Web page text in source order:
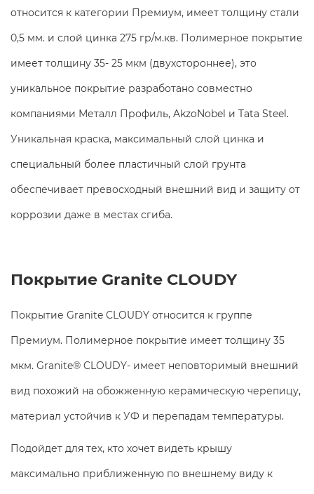
относится к категории Премиум, имеет толщину стали
0,5 мм. и слой цинка 275 гр/м.кв. Полимерное покрытие
имеет толщину 35- 25 мкм (двухстороннее), это
уникальное покрытие разработано совместно
компаниями Металл Профиль, AkzoNobel и Tata Steel.
Уникальная краска, максимальный слой цинка и
специальный более пластичный слой грунта
обеспечивает превосходный внешний вид и защиту от
коррозии даже в местах сгиба.
Покрытие Granite CLOUDY
Покрытие Granite CLOUDY относится к группе
Премиум. Полимерное покрытие имеет толщину 35
мкм. Granite® CLOUDY- имеет неповторимый внешний
вид похожий на обожженную керамическую черепицу,
материал устойчив к УФ и перепадам температуры.
Подойдет для тех, кто хочет видеть крышу
максимально приближенную по внешнему виду к